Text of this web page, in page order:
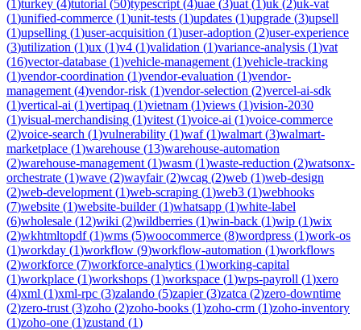
(1)turkey (4)tutorial (50)typescript (4)uae (3)uat (1)uk (2)uk-vat
(1)unified-commerce (1)unit-tests (1)updates (1)upgrade (3)upsell
(1)upselling (1)user-acquisition (1)user-adoption (2)user-experience
(3)utilization (1)ux (1)v4 (1)validation (1)variance-analysis (1)vat
(16)vector-database (1)vehicle-management (1)vehicle-tracking
(1)vendor-coordination (1)vendor-evaluation (1)vendor-
management (4)vendor-risk (1)vendor-selection (2)vercel-ai-sdk
(1)vertical-ai (1)vertipaq (1)vietnam (1)views (1)vision-2030
(1)visual-merchandising (1)vitest (1)voice-ai (1)voice-commerce
(2)voice-search (1)vulnerability (1)waf(1)walmart (3)walmart-
marketplace (1)warehouse (13)warehouse-automation
(2)warehouse-management (1)wasm (1)waste-reduction (2)watsonx-
orchestrate (1)wave (2)wayfair(2)wcag (2)web (1)web-design
(2)web-development (1)web-scraping (1)web3 (1)webhooks
(7)website (1)website-builder(1)whatsapp (1)white-label
(6)wholesale (12)wiki (2)wildberries (1)win-back (1)wip (1)wix
(2)wkhtmltopdf(1)wms (5)woocommerce (8)wordpress (1)work-os
(1)workday (1)workflow (9)workflow-automation (1)workflows
(2)workforce (7)workforce-analytics (1)working-capital
(1)workplace (1)workshops (1)workspace (1)wps-payroll (1)xero
(4)xml (1)xml-rpc (3)zalando (5)zapier(3)zatca (2)zero-downtime
(2)zero-trust (3)zoho (2)zoho-books (1)zoho-crm (1)zoho-inventory
(1)zoho-one (1)zustand (1)